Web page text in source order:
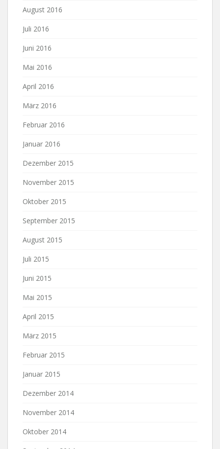
August 2016
Juli 2016
Juni 2016
Mai 2016
April 2016
März 2016
Februar 2016
Januar 2016
Dezember 2015
November 2015
Oktober 2015
September 2015
August 2015
Juli 2015
Juni 2015
Mai 2015
April 2015
März 2015
Februar 2015
Januar 2015
Dezember 2014
November 2014
Oktober 2014